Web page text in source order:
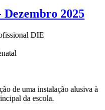
2025
DIE
de uma instalação alusiva à
da escola.